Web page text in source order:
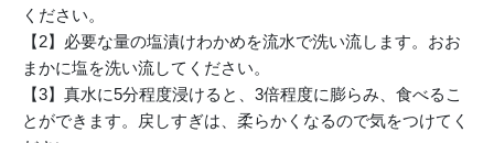
ください。
【2】必要な量の塩漬けわかめを流水で洗い流します。おお
まかに塩を洗い流してください。
【3】真水に5分程度浸けると、3倍程度に膨らみ、食べるこ
とができます。戻しすぎは、柔らかくなるので気をつけてく